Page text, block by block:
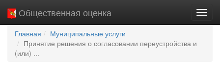
Общественная оценка
Главная
Муниципальные услуги
Принятие решения о согласовании переустройства и
(или) ...